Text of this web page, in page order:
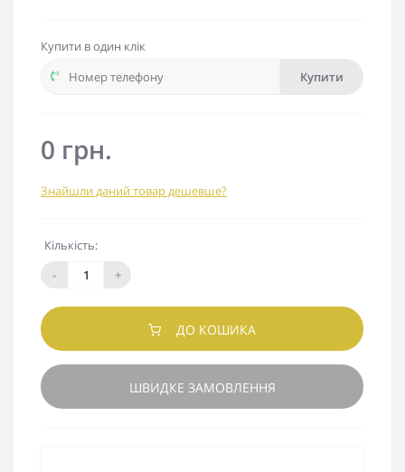
Купити в один клік
Купити
0 грн.
Знайшли даний товар дешевше?
Кількість:
-
+
ДО КОШИКА
ШВИДКЕ ЗАМОВЛЕННЯ